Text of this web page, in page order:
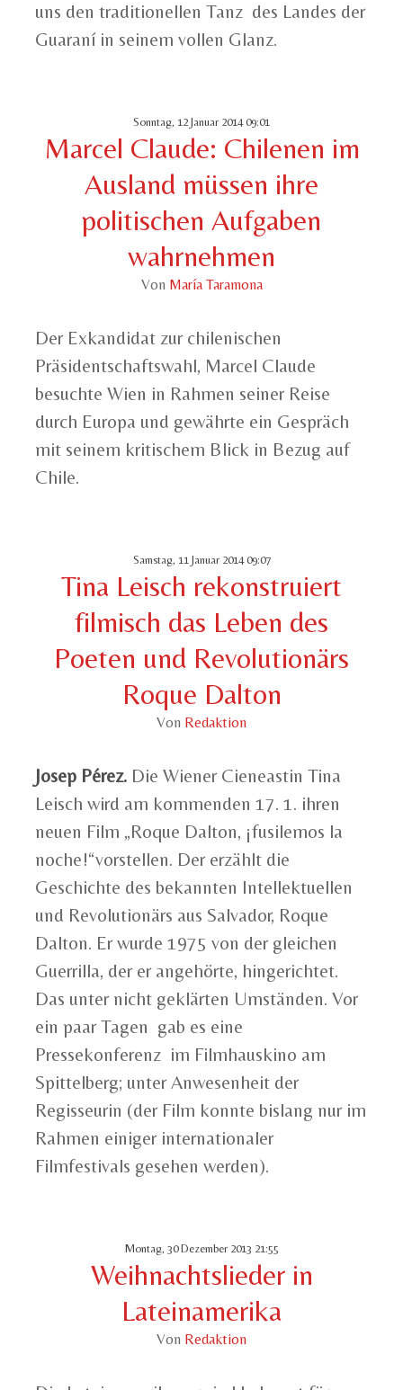
uns den traditionellen Tanz des Landes der
Guaraní in seinem vollen Glanz.
Sonntag, 12 Januar 2014 09:01
Marcel Claude: Chilenen im
Ausland müssen ihre
politischen Aufgaben
wahrnehmen
Von María Taramona
Der Exkandidat zur chilenischen
Präsidentschaftswahl, Marcel Claude
besuchte Wien in Rahmen seiner Reise
durch Europa und gewährte ein Gespräch
mit seinem kritischem Blick in Bezug auf
Chile.
Samstag, 11 Januar 2014 09:07
Tina Leisch rekonstruiert
filmisch das Leben des
Poeten und Revolutionärs
Roque Dalton
Von Redaktion
Josep Pérez. Die Wiener Cieneastin Tina
Leisch wird am kommenden 17. 1. ihren
neuen Film „Roque Dalton, ¡fusilemos la
noche!“vorstellen. Der erzählt die
Geschichte des bekannten Intellektuellen
und Revolutionärs aus Salvador, Roque
Dalton. Er wurde 1975 von der gleichen
Guerrilla, der er angehörte, hingerichtet.
Das unter nicht geklärten Umständen. Vor
ein paar Tagen gab es eine
Pressekonferenz im Filmhauskino am
Spittelberg; unter Anwesenheit der
Regisseurin (der Film konnte bislang nur im
Rahmen einiger internationaler
Filmfestivals gesehen werden).
Montag, 30 Dezember 2013 21:55
Weihnachtslieder in
Lateinamerika
Von Redaktion